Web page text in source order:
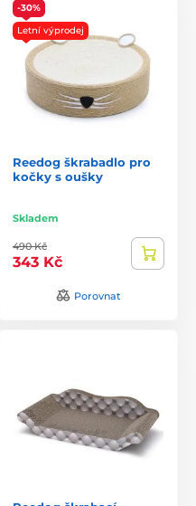
-30%
Letní výprodej
Reedog škrabadlo pro
kočky s oušky
Skladem
490 Kč
343 Kč
Porovnat